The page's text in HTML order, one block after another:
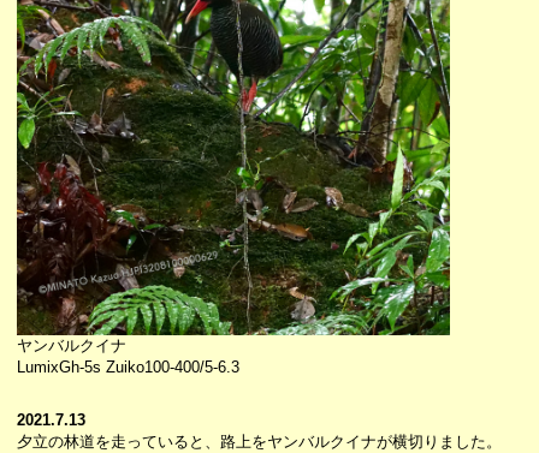
ヤンバルクイナ
LumixGh-5s Zuiko100-400/5-6.3
2021.7.13
夕立の林道を走っていると、路上をヤンバルクイナが横切りました。